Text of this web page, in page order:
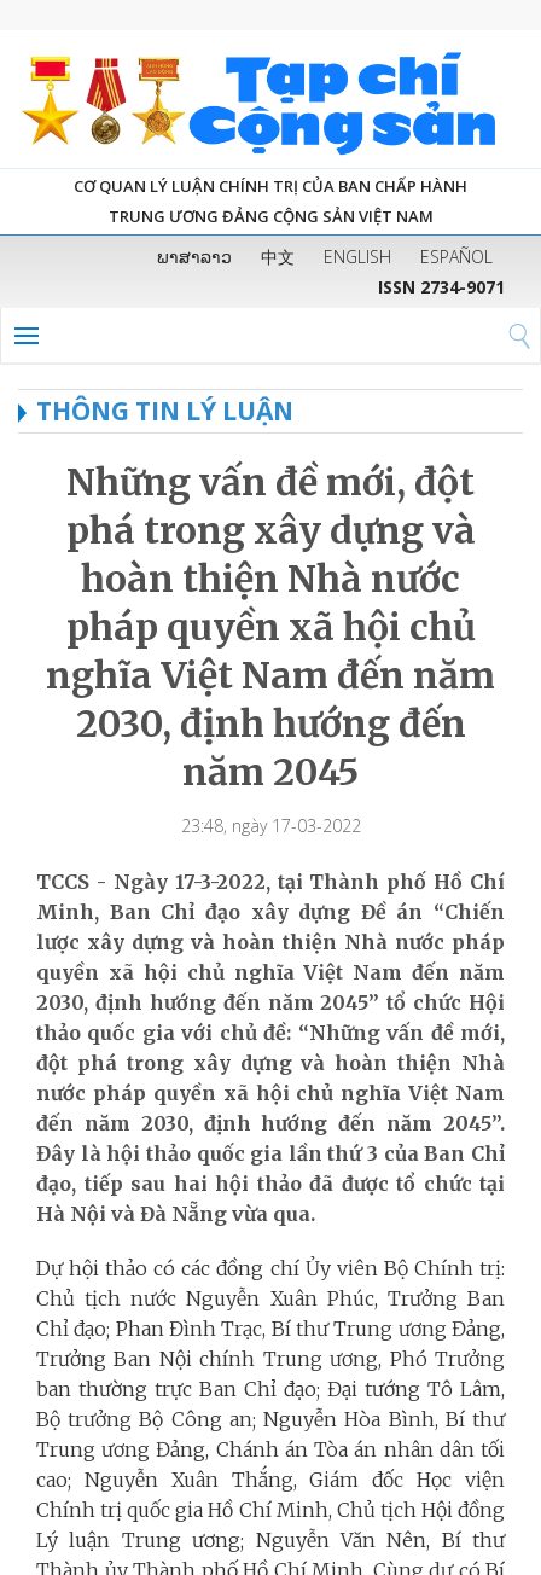
CƠ QUAN LÝ LUẬN CHÍNH TRỊ CỦA BAN CHẤP HÀNH
TRUNG ƯƠNG ĐẢNG CỘNG SẢN VIỆT NAM
ພາສາລາວ 中文 ENGLISH
ESPAÑOL
ISSN 2734-9071
THÔNG TIN LÝ LUẬN
Những vấn đề mới, đột
phá trong xây dựng và
hoàn thiện Nhà nước
pháp quyền xã hội chủ
nghĩa Việt Nam đến năm
2030, định hướng đến
năm 2045
23:48, ngày 17-03-2022
TCCS - Ngày 17-3-2022, tại Thành phố Hồ Chí
Minh, Ban Chỉ đạo xây dựng Đề án “Chiến
lược xây dựng và hoàn thiện Nhà nước pháp
quyền xã hội chủ nghĩa Việt Nam đến năm
2030, định hướng đến năm 2045” tổ chức Hội
thảo quốc gia với chủ đề: “Những vấn đề mới,
đột phá trong xây dựng và hoàn thiện Nhà
nước pháp quyền xã hội chủ nghĩa Việt Nam
đến năm 2030, định hướng đến năm 2045”.
Đây là hội thảo quốc gia lần thứ 3 của Ban Chỉ
đạo, tiếp sau hai hội thảo đã được tổ chức tại
Hà Nội và Đà Nẵng vừa qua.
Dự hội thảo có các đồng chí Ủy viên Bộ Chính trị:
Chủ tịch nước Nguyễn Xuân Phúc, Trưởng Ban
Chỉ đạo; Phan Đình Trạc, Bí thư Trung ương Đảng,
Trưởng Ban Nội chính Trung ương, Phó Trưởng
ban thường trực Ban Chỉ đạo; Đại tướng Tô Lâm,
Bộ trưởng Bộ Công an; Nguyễn Hòa Bình, Bí thư
Trung ương Đảng, Chánh án Tòa án nhân dân tối
cao; Nguyễn Xuân Thắng, Giám đốc Học viện
Chính trị quốc gia Hồ Chí Minh, Chủ tịch Hội đồng
Lý luận Trung ương; Nguyễn Văn Nên, Bí thư
Thành ủy Thành phố Hồ Chí Minh. Cùng dự có Bí